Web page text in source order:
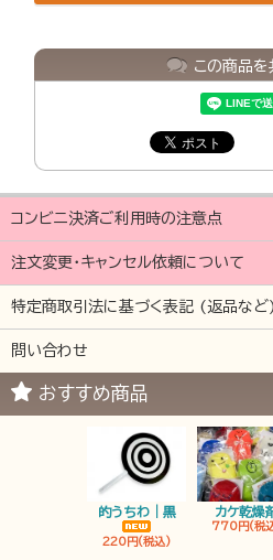
この商品を
コンビニ決済ご利用時の注意点
注文変更・キャンセル依頼について
特定商取引法に基づく表記 (返品など)
問い合わせ
おすすめ商品
的うちわ｜黒
220円(税込)
カケ乾燥
770円(税